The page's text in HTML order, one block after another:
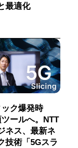
最適化
ク爆発時
ールへ。NTT
ネス、最新ネ
技術「5Gスラ